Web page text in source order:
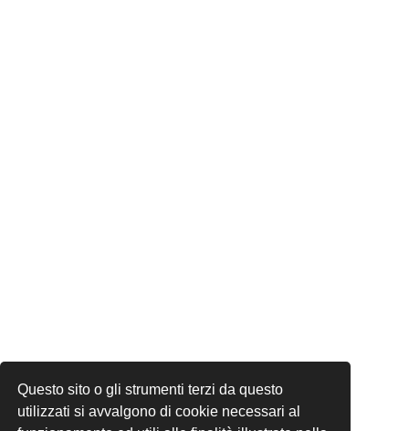
Questo sito o gli strumenti terzi da questo
utilizzati si avvalgono di cookie necessari al